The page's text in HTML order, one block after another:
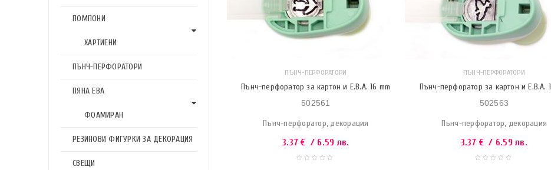
ПОМПОНИ
ХАРТИЕНИ
ПЪНЧ-ПЕРФОРАТОРИ
ПЯНА ЕВА
ФОАМИРАН
РЕЗИНОВИ ФИГУРКИ ЗА ДЕКОРАЦИЯ
СВЕЩИ
ПЪНЧ-ПЕРФОРАТОРИ
Пънч-перфоратор за картон и Е.В.А. 16 mm
502561
Пънч-перфоратор, декорация
3.37€ / 6.59 лв.
ПЪНЧ-ПЕРФОРАТОРИ
Пънч-перфоратор за картон и Е.В.А.
502563
Пънч-перфоратор, декорация
3.37 € / 6.59 лв.